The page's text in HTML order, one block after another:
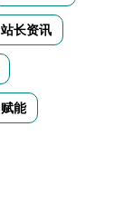
站长资讯
赋能